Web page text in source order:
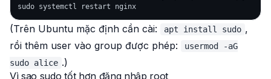
(Trên Ubuntu mặc định cần cài: apt install sudo ,
rồi thêm user vào group được phép:
usermod -aG
sudo alice .)
Vì sao sudo tốt hơn đăng nhập root